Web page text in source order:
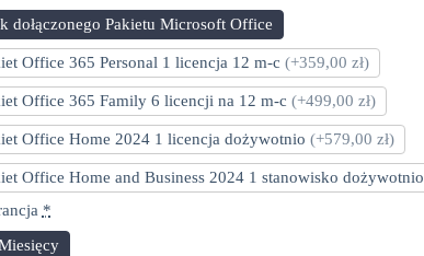
dołączonego Pakietu Microsoft Office
Office 365 Personal 1 licencja 12 m-c (+359,00 zł)
Office 365 Family 6 licencji na 12 m-c (+499,00 zł)
Office Home 2024 1 licencja dożywotnio (+579,00 zł)
Office Home and Business 2024 1 stanowisko dożywotnio
*